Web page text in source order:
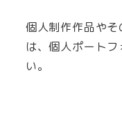
個人制作作品や
は、個人ポート
い。